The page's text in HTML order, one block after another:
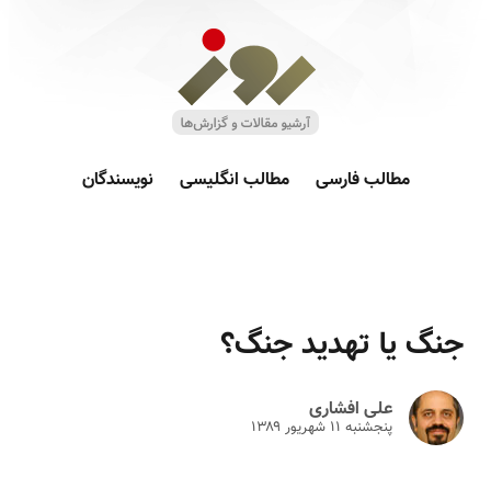
مطالب فارسی مطالب انگلیسی نویسندگان
جنگ یا تهدید جنگ؟
علی افشاری
پنجشنبه ۱۱ شهريور ۱۳۸۹